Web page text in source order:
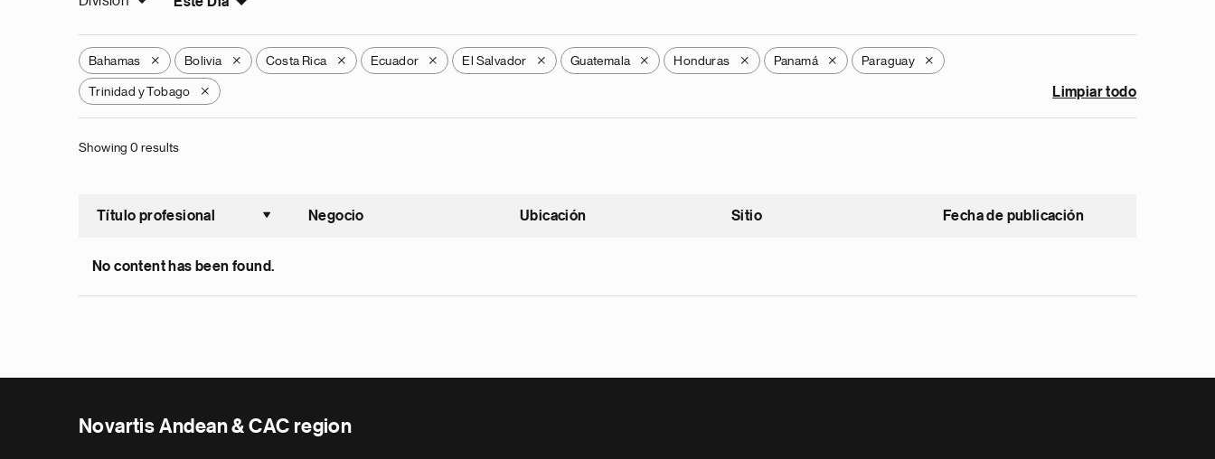
Bahamas X Bolivia X Costa Rica X Ecuador X El Salvador X Guatemala X Honduras X Panamá X Paraguay X
Trinidad y Tobago X Limpiar todo
Showing 0 results
Título profesional
Ordenar ascendente
Negocio Ubicación Sitio Fecha de publicación
No content has been found.
Novartis Andean & CAC region